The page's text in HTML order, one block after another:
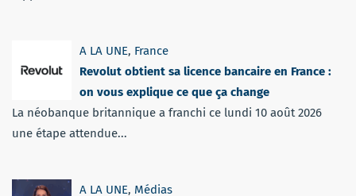
A LA UNE, France
Revolut obtient sa licence bancaire en France :
on vous explique ce que ça change
La néobanque britannique a franchi ce lundi 10 août 2026
une étape attendue...
A LA UNE, Médias